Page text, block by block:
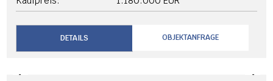
VA- B168